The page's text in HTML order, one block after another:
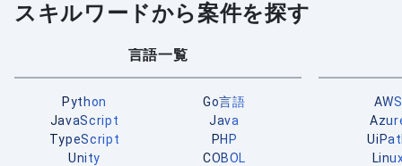
スキルワードから案件を探す
言語一覧
Python
Go言語
JavaScript
Java
TypeScript
PHP
Unity
COBOL
AWS